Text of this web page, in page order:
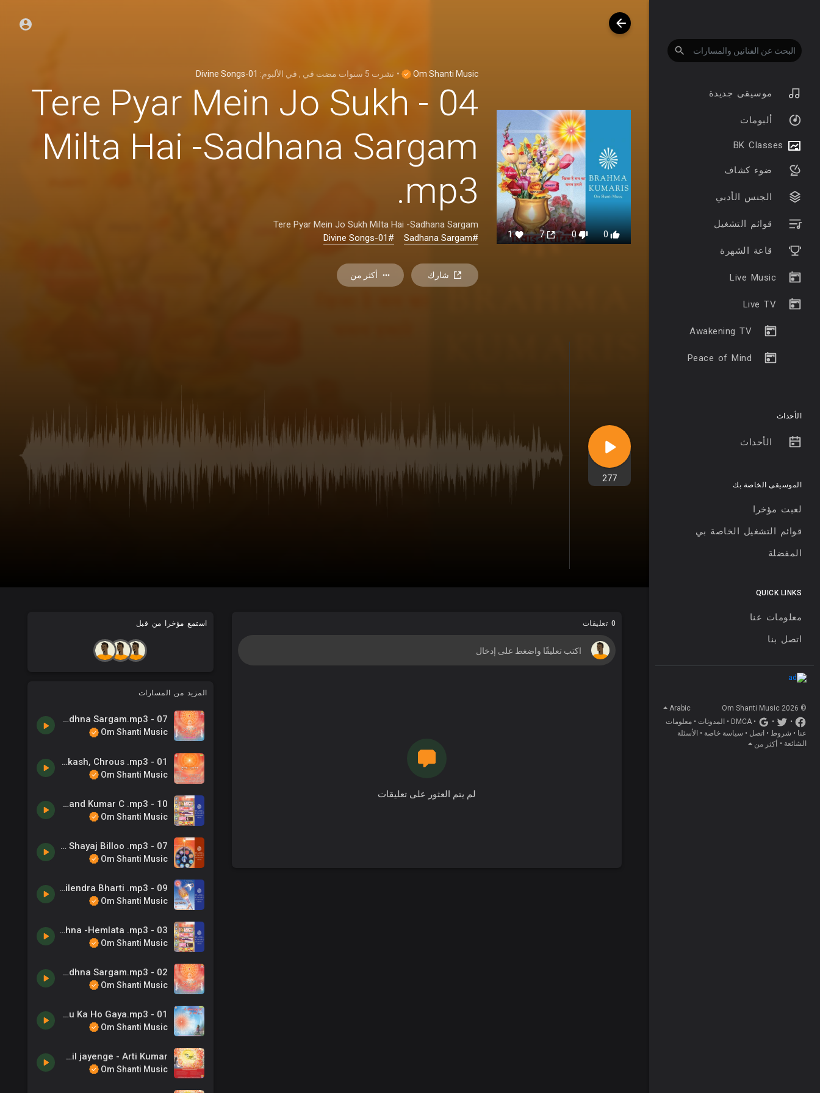
موسيقى جديدة
ألبومات
ضوء كشاف
الجنس الأدبي
قوائم التشغيل
قاعة الشهرة
Live Music
Live TV
Awakening TV
Peace of Mind
الأحداث
الأحداث
الموسيقى الخاصة بك
لعبت مؤخرا
قوائم التشغيل الخاصة بي
المفضلة
QUICK LINKS
معلومات عنا
اتصل بنا
© 2026 Om Shanti Music
Arabic
•
•
•
DMCA
• المدونات • معلومات
عنا • شروط • اتصل • سياسة خاصة • الأسئلة
الشائعة • أكثر من
0
0
7
1
Om Shanti Music
• نشرت 5 سنوات مضت في , في الألبوم: Divine Songs-01
04 - Tere Pyar Mein Jo Sukh
Milta Hai -Sadhana Sargam
.mp3
Tere Pyar Mein Jo Sukh Milta Hai -Sadhana Sargam
#Sadhana Sargam
#Divine Songs-01
شارك أكثر من
277
0 تعليقات
لم يتم العثور على تعليقات
استمع مؤخرا من قبل
المزيد من المسارات
07 - Swarnim Yug Main Karein - Sadhna Sargam.mp3
Om Shanti Music
01 - Sanso Ki Sargam -B.K. Om Prakash, Chrous .mp3
Om Shanti Music
10 - Doctor Ke Sath Parampita Ko Bhi -Anand Kumar C .mp3
Om Shanti Music
07 - Ishwar Apane Sath Hai Fir Darne -Suresh Wadkar, Shayaj Billoo .mp3
Om Shanti Music
09 - Jagmag Karti Ek Jyoti -Shailendra Bharti .mp3
Om Shanti Music
03 - Mera Koun Khabhi Na Kehna -Hemlata .mp3
Om Shanti Music
02 - Kala Vahi Jo Bhala Kare - Suresh Wadkar, Sadhna Sargam.mp3
Om Shanti Music
01 - Ye Jeevan Prabhu Ka Ho Gaya - B.K. Damini - Ye Jeevan Prabhu Ka Ho Gaya.mp3
Om Shanti Music
Mujhko Shiv baba mil jayenge - Arti Kumar
Om Shanti Music